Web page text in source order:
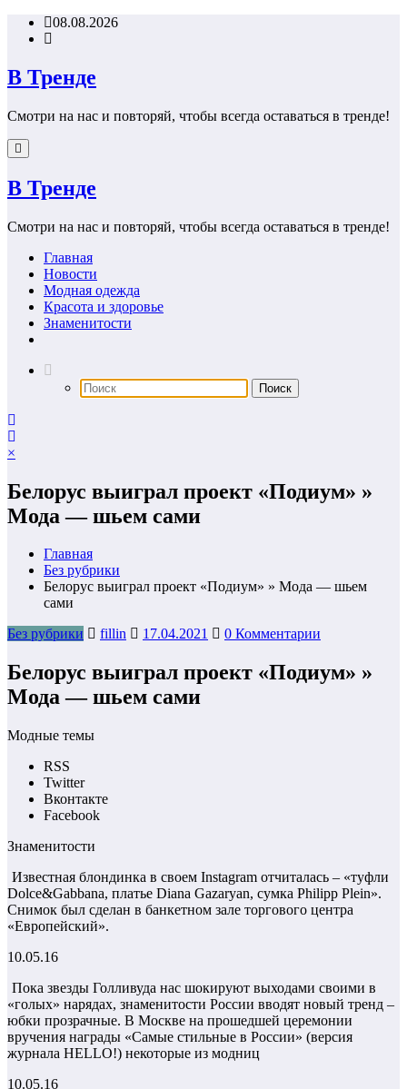
Перейти08.08.2026
В Тренде
Смотри на нас и повторяй, чтобы всегда оставаться в тренде!
В Тренде
Смотри на нас и повторяй, чтобы всегда оставаться в тренде!
Главная
Новости
Модная одежда
Красота и здоровье
Знаменитости
×
Белорус выиграл проект «Подиум» »
Мода — шьем сами
Главная
Без рубрики
Белорус выиграл проект «Подиум» » Мода — шьем
сами
Без рубрики
fillin 17.04.2021 0 Комментарии
Белорус выиграл проект «Подиум» »
Мода — шьем сами
Модные темы
RSS
Twitter
Вконтакте
Facebook
Знаменитости
Известная блондинка в своем Instagram отчиталась – «туфли
Dolce&Gabbana, платье Diana Gazaryan, сумка Philipp Plein».
Снимок был сделан в банкетном зале торгового центра
«Европейский».
10.05.16
Пока звезды Голливуда нас шокируют выходами своими в
«голых» нарядах, знаменитости России вводят новый тренд –
юбки прозрачные. В Москве на прошедшей церемонии
вручения награды «Самые стильные в России» (версия
журнала HELLO!) некоторые из модниц
10.05.16